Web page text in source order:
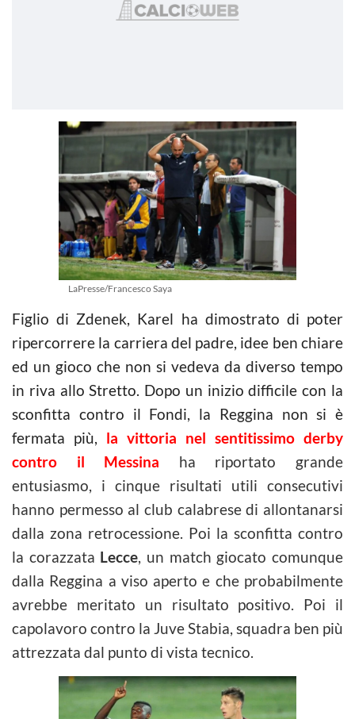
LaPresse/Francesco Saya
Figlio di Zdenek, Karel ha dimostrato di poter
ripercorrere la carriera del padre, idee ben chiare
ed un gioco che non si vedeva da diverso tempo
in riva allo Stretto. Dopo un inizio difficile con la
sconfitta contro il Fondi, la Reggina non si è
fermata più, la vittoria nel sentitissimo derby
contro il Messina ha riportato grande
entusiasmo, i cinque risultati utili consecutivi
hanno permesso al club calabrese di allontanarsi
dalla zona retrocessione. Poi la sconfitta contro
la corazzata Lecce, un match giocato comunque
dalla Reggina a viso aperto e che probabilmente
avrebbe meritato un risultato positivo. Poi il
capolavoro contro la Juve Stabia, squadra ben più
attrezzata dal punto di vista tecnico.